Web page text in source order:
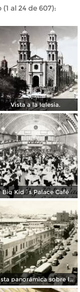
al 24 de 607):
Vista a la Iglesia.
Big Kid´s Palace Café
Vista panorámica sobre la Avenida 16 de Septiembre